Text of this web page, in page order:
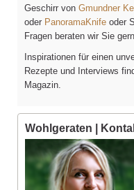
Geschirr von Gmundner
oder PanoramaKnife oder
Fragen beraten wir Sie
Inspirationen für einen
Rezepte und Interviews
Magazin.
Wohlgeraten |